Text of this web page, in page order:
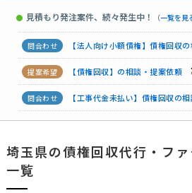
● 見積もり発注案件、続々発生中！ （一覧を見
債権回収の相談・提案依頼
【法人向け小額債権】債権回収
【債権回収】の相談・提案依頼
【工事代金未払い】債権回収の
債権回収の相談・提案依頼
債権回収の相談・提案依頼
埼玉県の債権回収代行・フ
一覧